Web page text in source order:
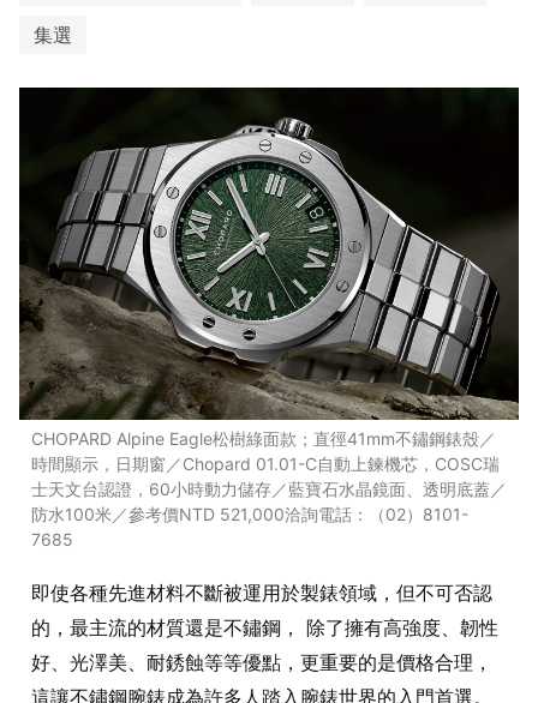
集選
CHOPARD Alpine Eagle松樹綠面款；直徑41mm不鏽鋼錶殼／
時間顯示，日期窗／Chopard 01.01-C自動上鍊機芯，COSC瑞
士天文台認證，60小時動力儲存／藍寶石水晶鏡面、透明底蓋／
防水100米／參考價NTD 521,000洽詢電話：（02）8101-
7685
即使各種先進材料不斷被運用於製錶領域，但不可否認
的，最主流的材質還是不鏽鋼， 除了擁有高強度、韌性
好、光澤美、耐銹蝕等等優點，更重要的是價格合理，
這讓不鏽鋼腕錶成為許多人踏入腕錶世界的入門首選。